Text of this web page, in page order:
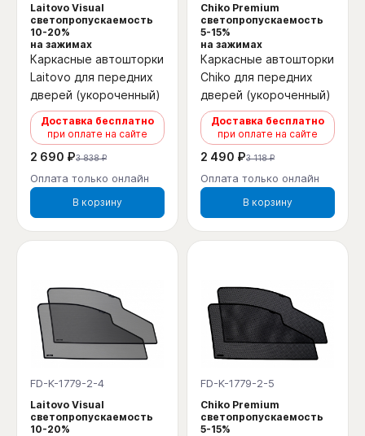
Laitovo Visual
светопропускаемость
10-20%
на зажимах
Каркасные автошторки
Laitovo для передних
дверей (укороченный)
Доставка бесплатно
при оплате на сайте
2 690 ₽3 838 ₽
Оплата только онлайн
В корзину
Chiko Premium
светопропускаемость
5-15%
на зажимах
Каркасные автошторки
Chiko для передних
дверей (укороченный)
Доставка бесплатно
при оплате на сайте
2 490 ₽3 118 ₽
Оплата только онлайн
В корзину
FD-K-1779-2-4
Laitovo Visual
светопропускаемость
10-20%
FD-K-1779-2-5
Chiko Premium
светопропускаемость
5-15%